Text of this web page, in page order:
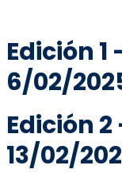
Edición 1
6/02/
Edición 2
13/02/